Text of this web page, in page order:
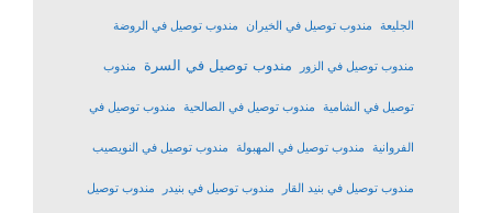
الجليعة مندوب توصيل في الخيران مندوب توصيل في الروضة
مندوب توصيل في الزور مندوب توصيل في السرة مندوب
توصيل في الشامية مندوب توصيل في الصالحية مندوب توصيل في
الفروانية مندوب توصيل في المهبولة مندوب توصيل في النويصيب
مندوب توصيل في بنيد القار مندوب توصيل في بنيدر مندوب توصيل